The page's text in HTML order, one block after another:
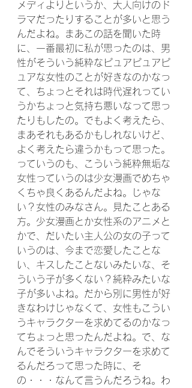
メディよりというか、大人向けのド
ラマだったりすることが多いと思う
んだよね。まあこの話を聞いた時
に、一番最初に私が思ったのは、男
性がそういう純粋なピュアピュアピ
ュアな女性のことが好きなのかなっ
て、ちょっとそれは時代遅れってい
うかちょっと気持ち悪いなって思っ
たりもしたの。でもよく考えたら、
まあそれもあるかもしれないけど、
よく考えたら違うかもって思った。
っていうのも、こういう純粋無垢な
女性っていうのは少女漫画でめちゃ
くちゃ良くあるんだよね。じゃな
い？女性のみなさん。見たことある
方。少女漫画とか女性系のアニメと
かで、だいたい主人公の女の子って
いうのは、今まで恋愛したことな
い、キスしたことないみたいな、そ
ういう子が多くない？純粋みたいな
子が多いよね。だから別に男性が好
きなわけじゃなくて、女性もこうい
うキャラクターを求めてるのかなっ
てちょっと思ったんだよね。で、な
んでそういうキャラクターを求めて
るんだろって思った時に、そ
の・・・なんて言うんだろうね。わ